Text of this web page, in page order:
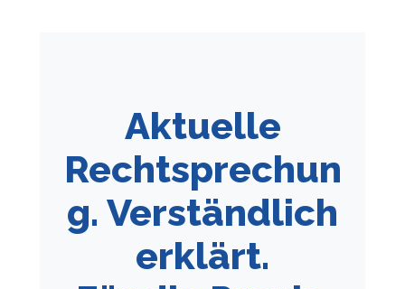
Aktuelle
Rechtsprechun
g. Verständlich
erklärt.